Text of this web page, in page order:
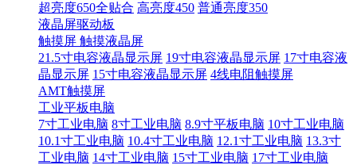
超亮度650全贴合 高亮度450 普通亮度350
液晶屏驱动板
触摸屏 触摸液晶屏
21.5寸电容液晶显示屏 19寸电容液晶显示屏 17寸电容液
晶显示屏 15寸电容液晶显示屏 4线电阻触摸屏
AMT触摸屏
工业平板电脑
7寸工业电脑 8寸工业电脑 8.9寸平板电脑 10寸工业电脑
10.1寸工业电脑 10.4寸工业电脑 12.1寸工业电脑 13.3寸
工业电脑 14寸工业电脑 15寸工业电脑 17寸工业电脑